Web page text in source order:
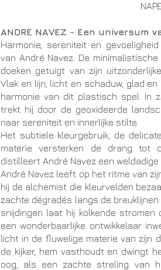
ANDRE NAVEZ - Een universum
Harmonie, sereniteit en
van André Navez. De
doeken getuigt van zijn
Vlak en lijn, licht en schaduw, glad
harmonie van dit plastisch spel. In
trekt hij door de geoxideerde
naar sereniteit en innerlijke stilte.
Het subtiele kleurgebruik, de
materie versterken de drang tot
distilleert André Navez een
André Navez leeft op het ritme van
hij de alchemist die kleurvelden
zachte dégradés langs de
snijdingen laat hij kolkende
een wonderbaarlijke ontwikkelaar
licht in de fluwelige materie van zijn
de kijker, hem vasthoudt en dwingt
oog, als een zachte streling van